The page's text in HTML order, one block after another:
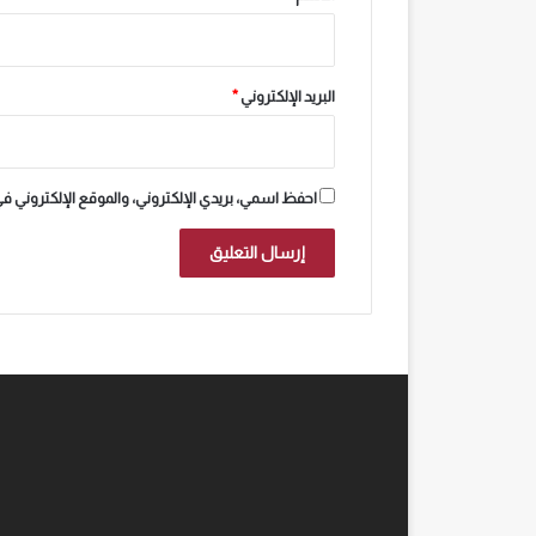
البريد الإلكتروني*
احفظ اسمي، بريدي الإلكتروني، والموقع